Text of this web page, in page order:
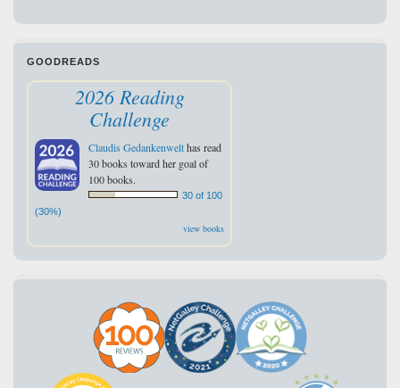
GOODREADS
2026 Reading
Challenge
Claudis Gedankenwelthas read
30 books toward her goal of
100 books.
30 of 100
(30%)
view books